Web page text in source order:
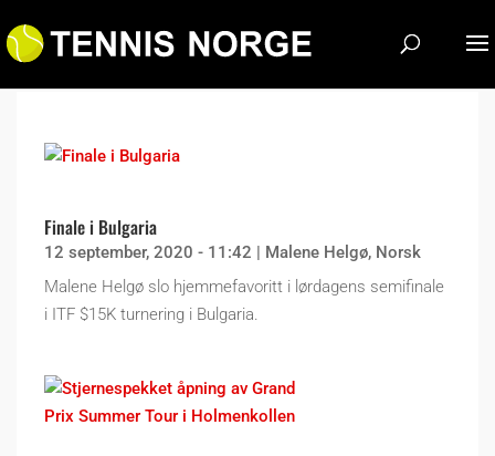
Finale i Bulgaria
12 september, 2020 - 11:42 | Malene Helgø, Norsk
Malene Helgø slo hjemmefavoritt i lørdagens semifinale
i ITF $15K turnering i Bulgaria.